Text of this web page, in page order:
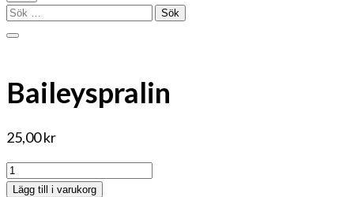
Sök
Baileyspralin
25,00kr
Baileyspralin
mängd
Lägg till i varukorg